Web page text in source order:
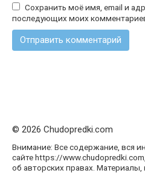
Сохранить моё имя, email и
последующих моих
© 2026 Chudopredki.com
Внимание: Все содержание, вся
сайте https://
об авторских правах. Материалы,